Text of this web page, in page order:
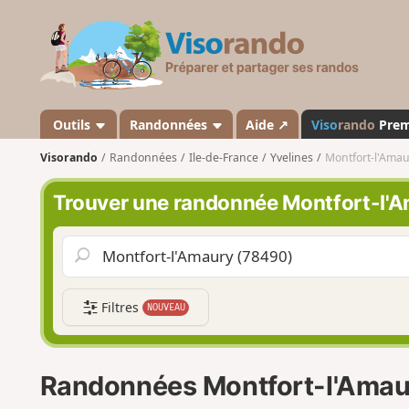
s
a
n
d
o
Outils Randonnées Aide ↗ Visorando
Visorando Randonnées Ile-de-France Yvelines Montfort-
Trouver une randonnée Montfort-
Filtres NOUVEAU
Randonnées Montfort-